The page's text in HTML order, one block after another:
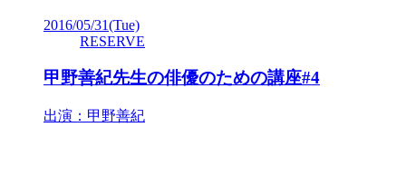
2016/05/31(Tue)
RESERVE
甲野善紀先生の俳優のための講座#4
出演：甲野善紀